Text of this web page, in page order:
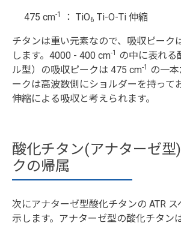
475 cm-1 ： TiO6 Ti-O-Ti 伸縮
チタンは重い元素なので、吸収ピーク
します。4000 - 400 cm-1
の中に表れる
ル型）の吸収ピークは 475 cm-1
の一
ークは高波数側にショルダーを持って
伸縮による吸収と考えられます。
酸化チタン(アナターゼ型
クの帰属
次にアナターゼ型酸化チタンの ATR
示します。アナターゼ型の酸化チタン